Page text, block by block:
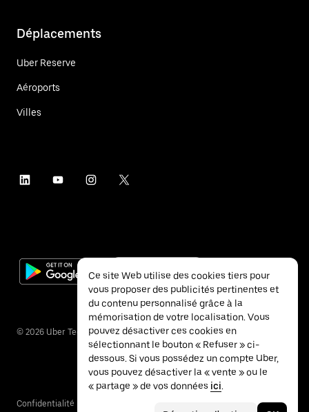
Déplacements
Uber Reserve
Aéroports
Villes
© 2026 Uber Technologies Inc.
Confidentialité
Ce site Web utilise des cookies tiers pour
vous proposer des publicités pertinentes et
du contenu personnalisé grâce à la
mémorisation de votre localisation. Vous
pouvez désactiver ces cookies en
sélectionnant le bouton « Refuser » ci-
dessous. Si vous possédez un compte Uber,
vous pouvez désactiver la « vente » ou le
« partage » de vos données ici.